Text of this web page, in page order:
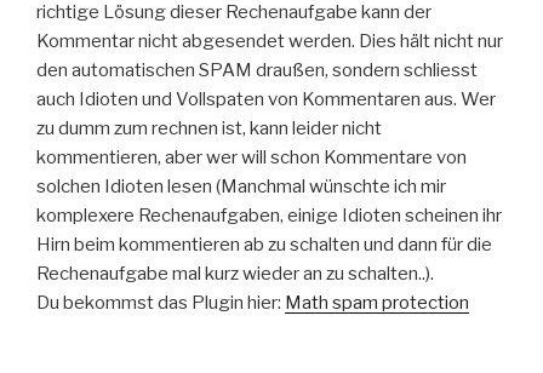
richtige Lösung dieser Rechenaufgabe kann der
Kommentar nicht abgesendet werden. Dies hält nicht nur
den automatischen SPAM draußen, sondern schliesst
auch Idioten und Vollspaten von Kommentaren aus. Wer
zu dumm zum rechnen ist, kann leider nicht
kommentieren, aber wer will schon Kommentare von
solchen Idioten lesen (Manchmal wünschte ich mir
komplexere Rechenaufgaben, einige Idioten scheinen ihr
Hirn beim kommentieren ab zu schalten und dann für die
Rechenaufgabe mal kurz wieder an zu schalten..).
Du bekommst das Plugin hier: Math spam protection